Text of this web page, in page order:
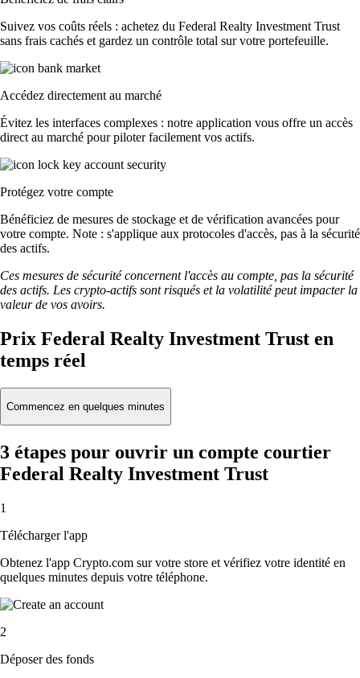
Suivez vos coûts réels : achetez du Federal Realty Investment Trust
sans frais cachés et gardez un contrôle total sur votre portefeuille.
Accédez directement au marché
Évitez les interfaces complexes : notre application vous offre un accès
direct au marché pour piloter facilement vos actifs.
Protégez votre compte
Bénéficiez de mesures de stockage et de vérification avancées pour
votre compte. Note : s'applique aux protocoles d'accès, pas à la sécurité
des actifs.
Ces mesures de sécurité concernent l'accès au compte, pas la sécurité
des actifs. Les crypto-actifs sont risqués et la volatilité peut impacter la
valeur de vos avoirs.
Prix Federal Realty Investment Trust en
temps réel
Commencez en quelques minutes
3 étapes pour ouvrir un compte courtier
Federal Realty Investment Trust
1
Télécharger l'app
Obtenez l'app Crypto.com sur votre store et vérifiez votre identité en
quelques minutes depuis votre téléphone.
2
Déposer des fonds